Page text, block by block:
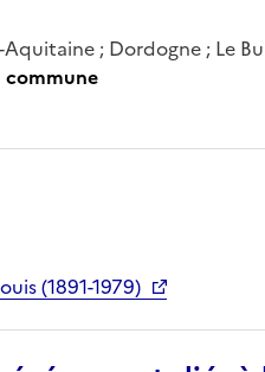
; Dordogne ; Le
commune
(1891-1979)